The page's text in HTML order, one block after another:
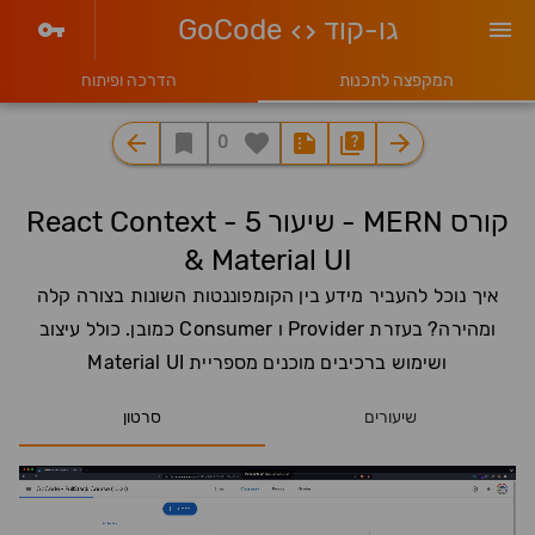
גו-קוד GoCode
המקפצה לתכנות הדרכה ופיתוח
0
קורס MERN - שיעור 5 - React Context
& Material UI
איך נוכל להעביר מידע בין הקומפוננטות השונות בצורה קלה
ומהירה? בעזרת Provider ו Consumer כמובן. כולל עיצוב
ושימוש ברכיבים מוכנים מספריית Material UI
שיעורים סרטון